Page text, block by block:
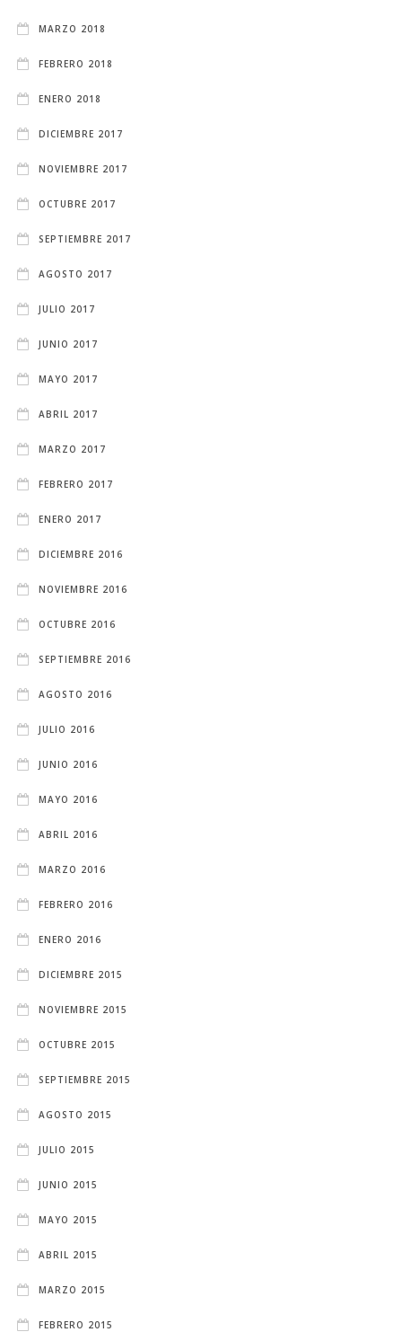
MARZO 2018
FEBRERO 2018
ENERO 2018
DICIEMBRE 2017
NOVIEMBRE 2017
OCTUBRE 2017
SEPTIEMBRE 2017
AGOSTO 2017
JULIO 2017
JUNIO 2017
MAYO 2017
ABRIL 2017
MARZO 2017
FEBRERO 2017
ENERO 2017
DICIEMBRE 2016
NOVIEMBRE 2016
OCTUBRE 2016
SEPTIEMBRE 2016
AGOSTO 2016
JULIO 2016
JUNIO 2016
MAYO 2016
ABRIL 2016
MARZO 2016
FEBRERO 2016
ENERO 2016
DICIEMBRE 2015
NOVIEMBRE 2015
OCTUBRE 2015
SEPTIEMBRE 2015
AGOSTO 2015
JULIO 2015
JUNIO 2015
MAYO 2015
ABRIL 2015
MARZO 2015
FEBRERO 2015